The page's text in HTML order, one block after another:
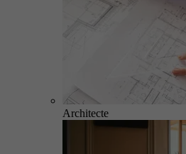
Architecte